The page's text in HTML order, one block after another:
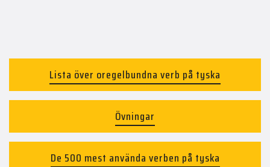
Lista över oregelbundna verb på tyska
Övningar
De 500 mest använda verben på tyska